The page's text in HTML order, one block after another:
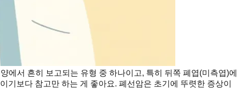
에서 흔히 보고되는 유형 중 하나이고, 특히 뒤쪽 폐엽(미측엽)에
보다 참고만 하는 게 좋아요. 폐선암은 초기에 뚜렷한 증상이